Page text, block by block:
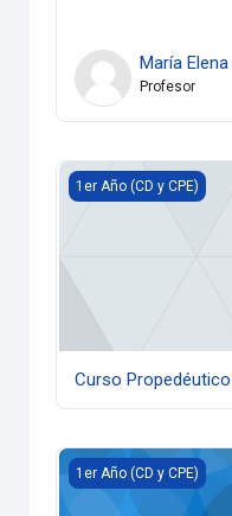
María
Profesor
Curso Propedéutico
1er Año (CD y CPE)
Curso
Deportes de precisión
1er Año (CD y CPE)